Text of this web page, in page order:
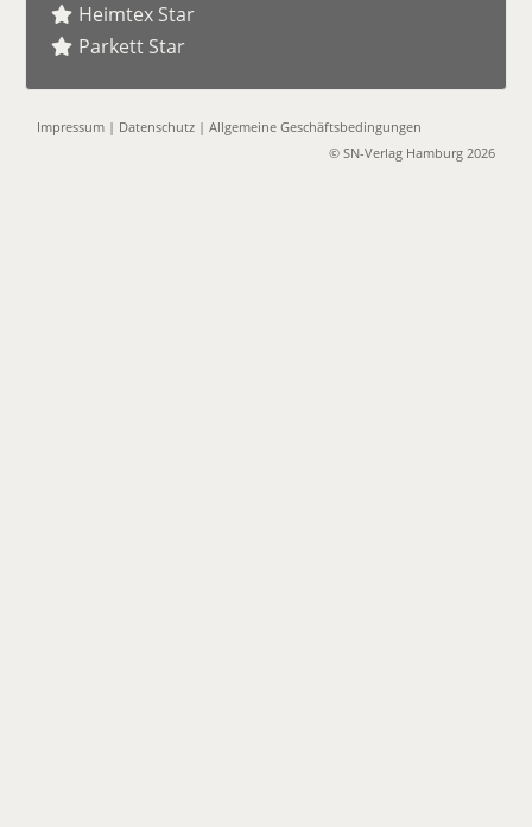
Heimtex Star
Parkett Star
Impressum | Datenschutz |Allgemeine Geschäftsbedingungen
© SN-Verlag Hamburg 2026